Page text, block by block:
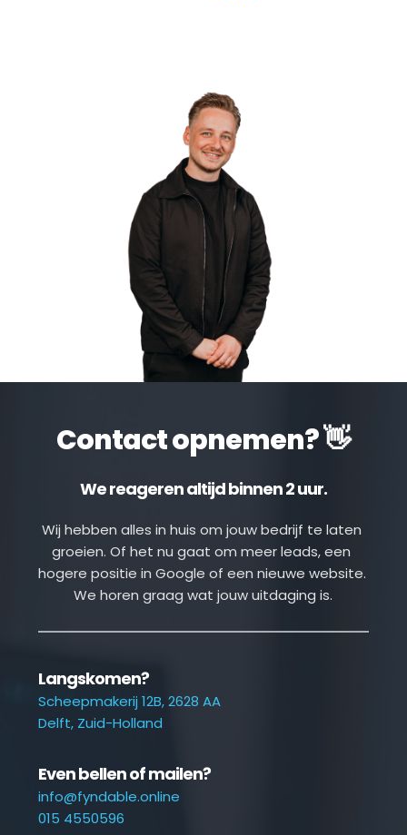
Contact opnemen? 👋
We reageren altijd binnen 2 uur.
Wij hebben alles in huis om jouw bedrijf te laten
groeien. Of het nu gaat om meer leads, een
hogere positie in Google of een nieuwe website.
We horen graag wat jouw uitdaging is.
Langskomen?
Scheepmakerij 12B, 2628 AA
Delft, Zuid-Holland
Even bellen of mailen?
info@fyndable.online
015 4550596